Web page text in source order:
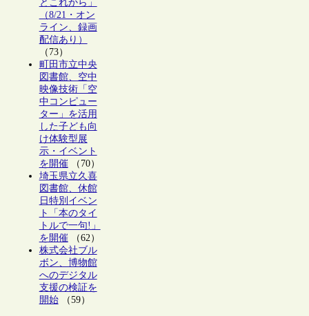
とこれから」
（8/21・オン
ライン、録画
配信あり）
（73）
町田市立中央
図書館、空中
映像技術「空
中コンピュー
ター」を活用
した子ども向
け体験型展
示・イベント
を開催（70）
埼玉県立久喜
図書館、休館
日特別イベン
ト「本のタイ
トルで一句!」
を開催（62）
株式会社ブル
ボン、博物館
へのデジタル
支援の検証を
開始（59）